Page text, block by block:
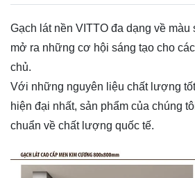
Gạch lát nền VITTO đa dạng về màu
mở ra những cơ hội sáng tạo cho
chủ.
Với những nguyên liệu chất lượng
hiện đại nhất, sản phẩm của chúng
chuẩn về chất lượng quốc tế.